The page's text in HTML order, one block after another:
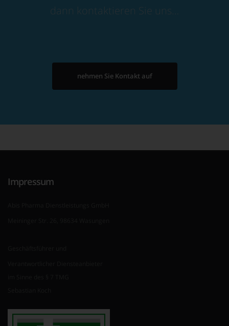
dann kontaktieren Sie uns…
nehmen Sie Kontakt auf
Impressum